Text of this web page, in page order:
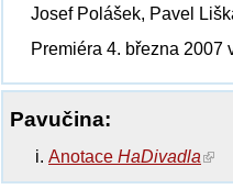
Josef Polášek, Pavel
Premiéra 4. března 2007
Pavučina:
Anotace HaDivadla